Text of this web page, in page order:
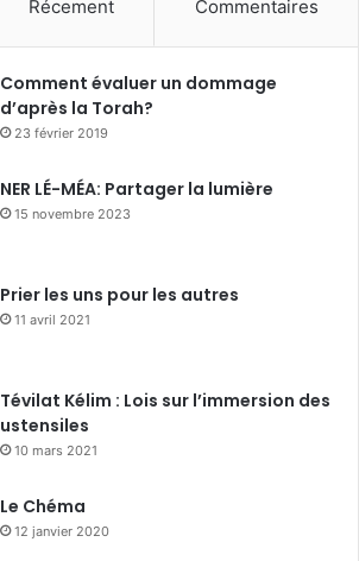
Récement Commentaires
Comment évaluer un dommage
d’après la Torah?
23 février 2019
NER LÉ-MÉA: Partager la lumière
15 novembre 2023
Prier les uns pour les autres
11 avril 2021
Tévilat Kélim : Lois sur l’immersion des
ustensiles
10 mars 2021
Le Chéma
12 janvier 2020